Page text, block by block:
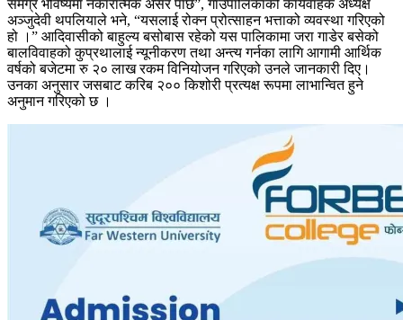
समग्र भविष्यमा नकारात्मक असर पार्छ”, गाउँपालिकाकी कार्यवाहक अध्यक्ष
अञ्जुदेवी थपलियाले भने, “यसलाई रोक्न प्रोत्साहन भत्ताको व्यवस्था गरिएको
हो ।” आदिवासीको बाहुल्य बसोबास रहेको यस पालिकामा जरा गाडेर बसेको
बालविवाहको कुप्रथालाई न्यूनीकरण तथा अन्त्य गर्नका लागि आगामी आर्थिक
वर्षको बजेटमा रु २० लाख रकम विनियोजन गरिएको उनले जानकारी दिए।
उनका अनुसार जसबाट करिब २०० किशोरी प्रत्यक्ष रूपमा लाभान्वित हुने
अनुमान गरिएको छ ।